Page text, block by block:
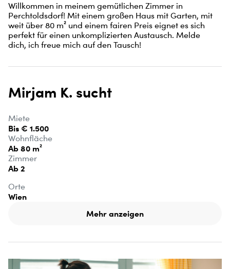
Willkommen in meinem gemütlichen Zimmer in
Perchtoldsdorf! Mit einem großen Haus mit Garten, mit
weit über 80 m² und einem fairen Preis eignet es sich
perfekt für einen unkomplizierten Austausch. Melde
dich, ich freue mich auf den Tausch!
Mirjam K. sucht
Miete
Bis € 1.500
Wohnfläche
Ab 80 m²
Zimmer
Ab 2
Orte
Wien
Mehr anzeigen